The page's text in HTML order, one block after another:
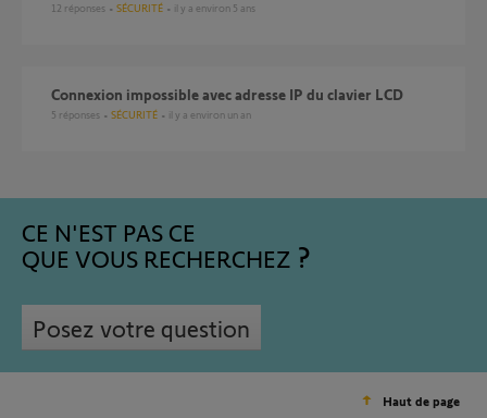
12 réponses SÉCURITÉ il y a environ 5 ans
Connexion impossible avec adresse IP du clavier LCD
5 réponses SÉCURITÉ il y a environ un an
CE N'EST PAS CE
QUE VOUS RECHERCHEZ
Posez votre question
Haut de page